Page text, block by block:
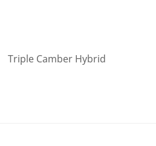
Triple Camber Hybrid